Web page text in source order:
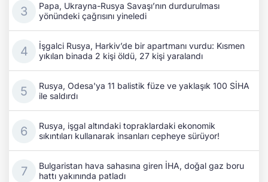
Papa, Ukrayna-Rusya Savaşı’nın durdurulması
yönündeki çağrısını yineledi
İşgalci Rusya, Harkiv’de bir apartmanı vurdu: Kısmen
yıkılan binada 2 kişi öldü, 27 kişi yaralandı
Rusya, Odesa'ya 11 balistik füze ve yaklaşık 100 SİHA
ile saldırdı
Rusya, işgal altındaki topraklardaki ekonomik
sıkıntıları kullanarak insanları cepheye sürüyor!
Bulgaristan hava sahasına giren İHA, doğal gaz boru
hattı yakınında patladı